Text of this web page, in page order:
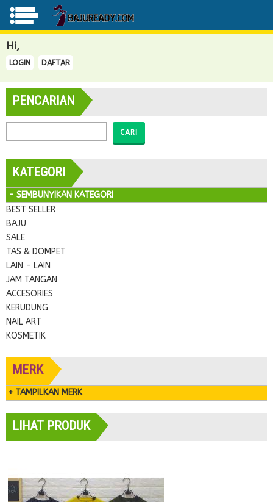
Hi,
LOGIN DAFTAR
PENCARIAN
CARI
KATEGORI
- SEMBUNYIKAN KATEGORI
BEST SELLER
BAJU
SALE
TAS & DOMPET
LAIN - LAIN
JAM TANGAN
ACCESORIES
KERUDUNG
NAIL ART
KOSMETIK
MERK
+ TAMPILKAN MERK
LIHAT PRODUK